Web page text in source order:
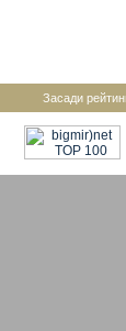
Засади